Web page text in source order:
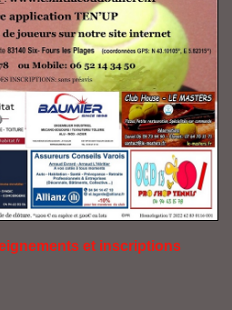
et inscriptions